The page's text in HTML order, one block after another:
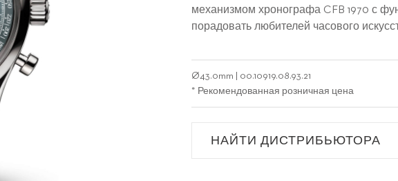
механизмом хронографа CFB 1970 с
порадовать любителей часового
Ø43.0mm
00.10919.08.93.21
* Рекомендованная розничная цена
НАЙТИ ДИСТРИБЬЮТОРА